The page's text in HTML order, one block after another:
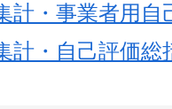
計・事業者用自
計・自己評価総